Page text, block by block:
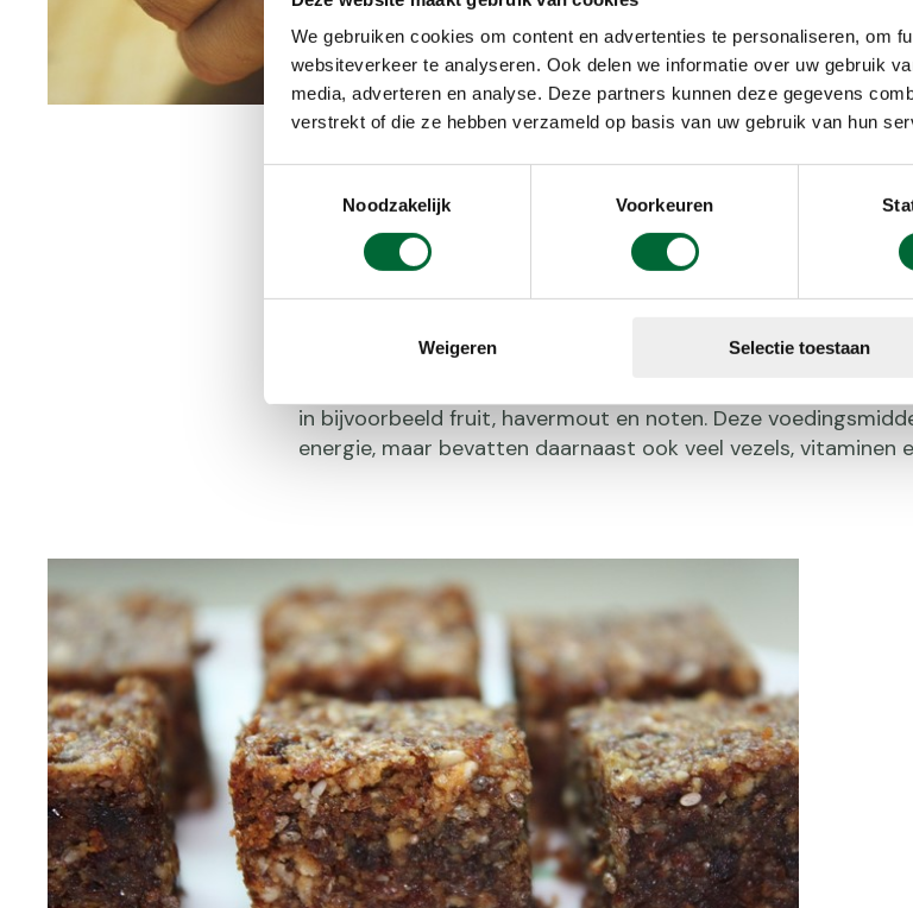
We gebruiken cookies om content en advertenties te personaliseren, om
websiteverkeer te analyseren. Ook delen we informatie over uw gebruik
media, adverteren en analyse. Deze partners kunnen deze gegevens
verstrekt of die ze hebben verzameld op basis van uw gebruik van hun
Noodzakelijk
Voorkeuren
Weigeren Selectie toestaan
Ingrediënten
Het voordeel van het zelf maken van repen is dat je hier
die behalve koolhydraten (snelle suikers) ook andere
zoals vitaminen en vezels. In producten die alleen snelle
in bijvoorbeeld fruit, havermout en noten. Deze
energie, maar bevatten daarnaast ook veel vezels, vitaminen